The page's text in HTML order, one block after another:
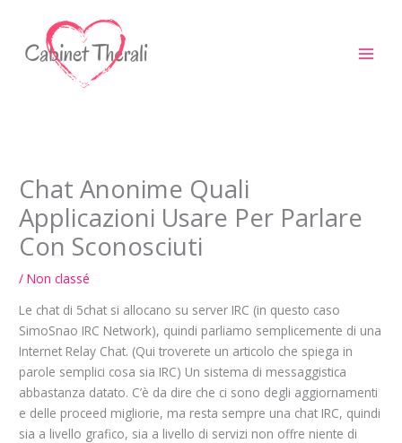
contenu
Chat Anonime Quali
Applicazioni Usare Per Parlare
Con Sconosciuti
/Non classé
Le chat di 5chat si allocano su server IRC (in questo caso
SimoSnao IRC Network), quindi parliamo semplicemente di una
Internet Relay Chat. (Qui troverete un articolo che spiega in
parole semplici cosa sia IRC) Un sistema di messaggistica
abbastanza datato. C’è da dire che ci sono degli aggiornamenti
e delle proceed migliorie, ma resta sempre una chat IRC, quindi
sia a livello grafico, sia a livello di servizi non offre niente di